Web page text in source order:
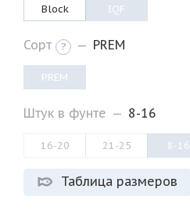
Block IQF
Сорт ? — PREM
PREM
Штук в фунте — 8-16
16-20 21-25 8-16
Таблица размеров